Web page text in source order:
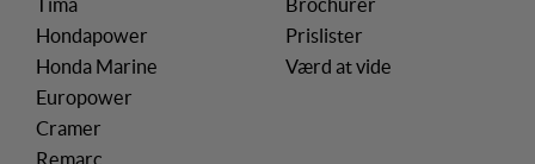
Tima
Hondapower
Honda Marine
Europower
Cramer
Remarc
Brochurer
Prislister
Værd at vide